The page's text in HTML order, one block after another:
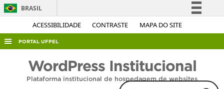
ACESSIBILIDADE CONTRASTE MAPA DO SITE
BRASIL
Simplifique!
Acesso à informação
Legislação
PORTAL UFPEL
AUDITORIA
WordPress Institucional
Plataforma institucional de hospedagem de websites